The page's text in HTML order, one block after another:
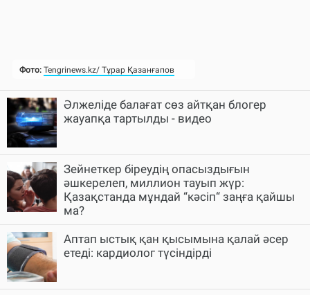
Әлжеліде балағат сөз айтқан блогер
жауапқа тартылды - видео
Зейнеткер біреудің опасыздығын
әшкерелеп, миллион тауып жүр:
Қазақстанда мұндай “кәсіп“ заңға қайшы
ма?
Аптап ыстық қан қысымына қалай әсер
етеді: кардиолог түсіндірді